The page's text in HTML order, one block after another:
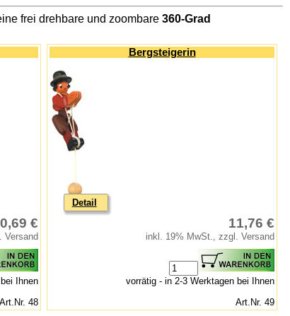
frei drehbare und zoombare 360-Grad
€
Versand
Ihnen
Art.Nr. 48
Bergsteigerin
Detail
11,76 €
inkl. 19% MwSt., zzgl. Versand
vorrätig - in 2-3 Werktagen bei Ihnen
Art.Nr. 49